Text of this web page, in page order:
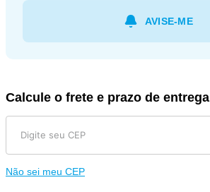
Calcule o frete e prazo de entrega
Não sei meu CEP